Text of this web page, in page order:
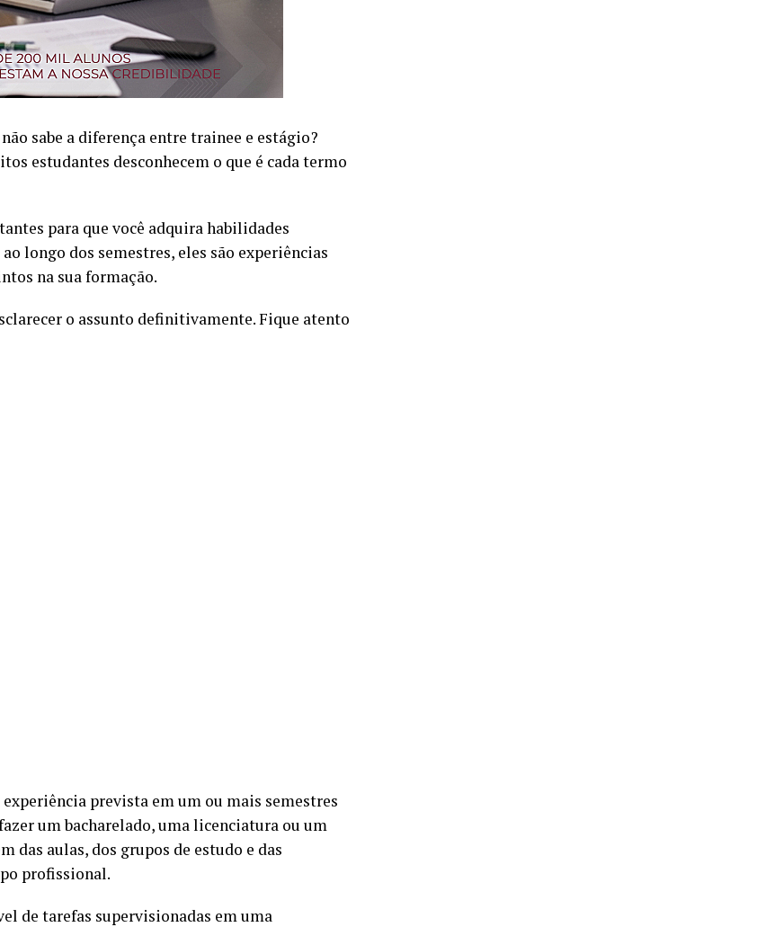
sabe a diferença entre trainee e estágio?
estudantes desconhecem o que é cada termo
para que você adquira habilidades
longo dos semestres, eles são experiências
na sua formação.
o assunto definitivamente. Fique atento
experiência prevista em um ou mais semestres
um bacharelado, uma licenciatura ou um
das aulas, dos grupos de estudo e das
profissional.
de tarefas supervisionadas em uma